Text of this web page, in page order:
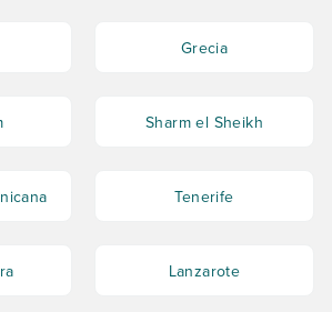
Grecia
Sharm el Sheikh
Tenerife
Lanzarote